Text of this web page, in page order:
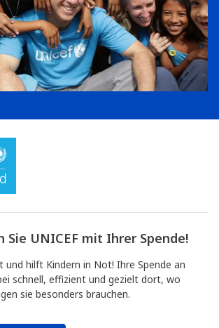
Sie UNICEF mit Ihrer Spende!
und hilft Kindern in Not! Ihre Spende an
schnell, effizient und gezielt dort, wo
sie besonders brauchen.